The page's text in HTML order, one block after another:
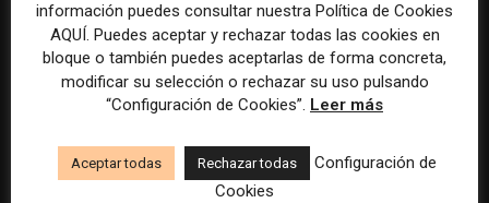
Radio Televisión Madrid
ADEPA crea un premio
especial para la mejor
información puedes consultar nuestra Política de Cookies
AQUÍ. Puedes aceptar y rechazar todas las cookies en
bloque o también puedes aceptarlas de forma concreta,
modificar su selección o rechazar su uso pulsando
“Configuración de Cookies”. Leer más
Aceptar todas Rechazar todas
Configuración de
Cookies